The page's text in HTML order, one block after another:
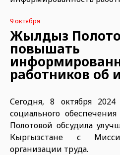
9 октября
Жылдыз
повышать
работников об
Сегодня, 8 октября
социального
Полотовой обсудила
Кыргызстане с
организации труда.